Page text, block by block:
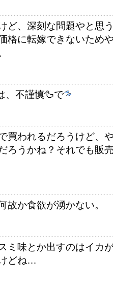
ど、深刻な問題やと思
格に転嫁できないため
、不謹慎🦆で
買われるだろうけど、
ろうかね？それでも販
故か食欲が湧かない。
ミ味とか出すのはイカ
どね…